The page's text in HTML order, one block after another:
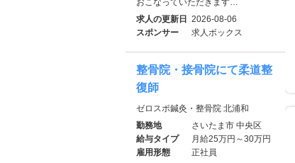
求人の更新日 2026-08-06
スポンサー
求人ボックス
整骨院・接骨院にて柔道整
復師
ゼロスポ鍼灸・整骨院 北浦和
勤務地
さいたま市 中央区
給与タイプ
月給25万円～30万円
雇用形態
正社員